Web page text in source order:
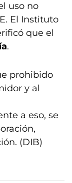
uso no
El Instituto
que el
.
prohibido
y al
a eso, se
(DIB)